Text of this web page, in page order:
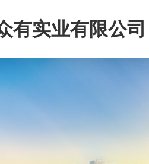
有实业有限公司